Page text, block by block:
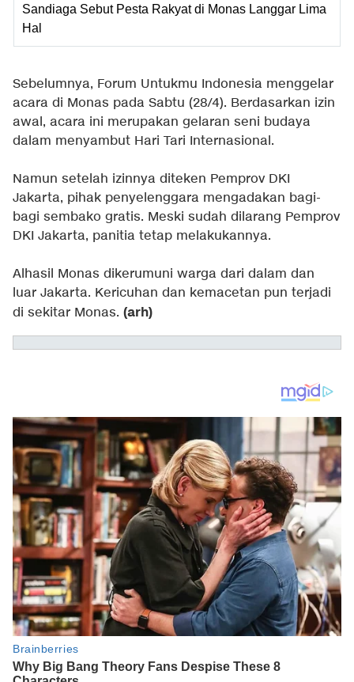
Sandiaga Sebut Pesta Rakyat di Monas Langgar Lima
Hal
Sebelumnya, Forum Untukmu Indonesia menggelar
acara di Monas pada Sabtu (28/4). Berdasarkan izin
awal, acara ini merupakan gelaran seni budaya
dalam menyambut Hari Tari Internasional.
Namun setelah izinnya diteken Pemprov DKI
Jakarta, pihak penyelenggara mengadakan bagi-
bagi sembako gratis. Meski sudah dilarang Pemprov
DKI Jakarta, panitia tetap melakukannya.
Alhasil Monas dikerumuni warga dari dalam dan
luar Jakarta. Kericuhan dan kemacetan pun terjadi
di sekitar Monas. (arh)